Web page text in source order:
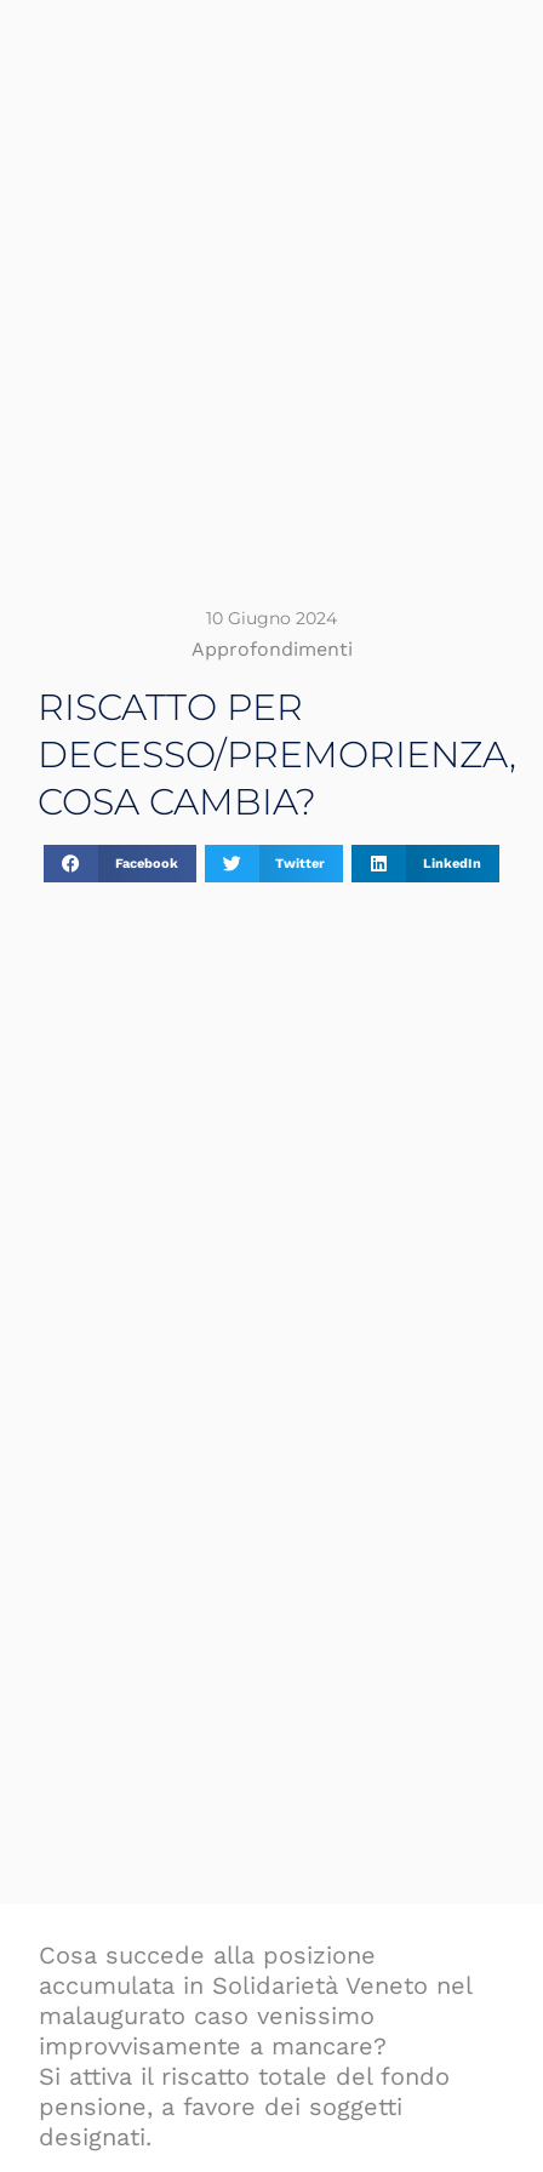
10 Giugno 2024
Approfondimenti
RISCATTO PER
DECESSO/PREMORIENZA,
COSA CAMBIA?
Facebook Twitter LinkedIn
Cosa succede alla posizione
accumulata in Solidarietà Veneto nel
malaugurato caso venissimo
improvvisamente a mancare?
Si attiva il riscatto totale del fondo
pensione, a favore dei soggetti
designati.